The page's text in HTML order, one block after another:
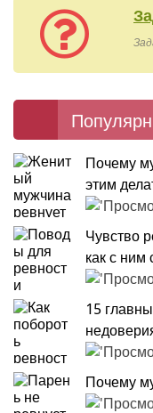
Почему
этим
Чувство
как с ним
15
Почему